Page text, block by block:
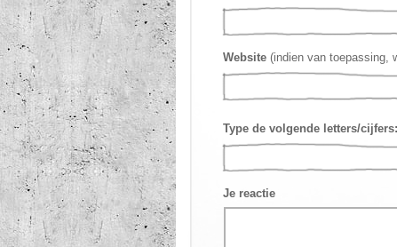
Website (indien van toepassing,
Type de volgende letters/cijfers:
Je reactie